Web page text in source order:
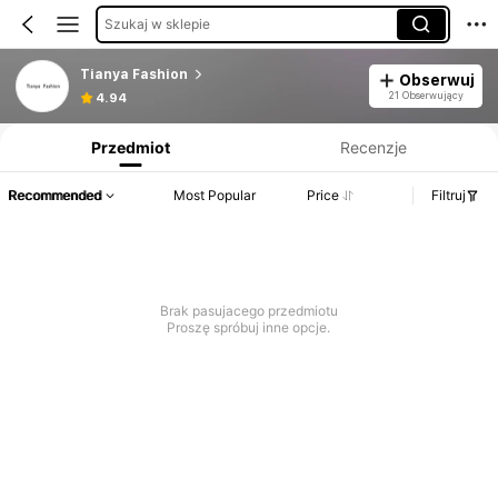
Szukaj w sklepie
Tianya Fashion
4.94
Obserwuj
21 Obserwujący
Przedmiot Recenzje
Recommended Most Popular Price Filtruj
Brak pasujacego przedmiotu
Proszę spróbuj inne opcje.